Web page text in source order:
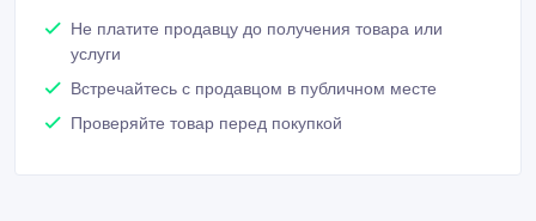
Не платите продавцу до получения товара или
услуги
Встречайтесь с продавцом в публичном месте
Проверяйте товар перед покупкой